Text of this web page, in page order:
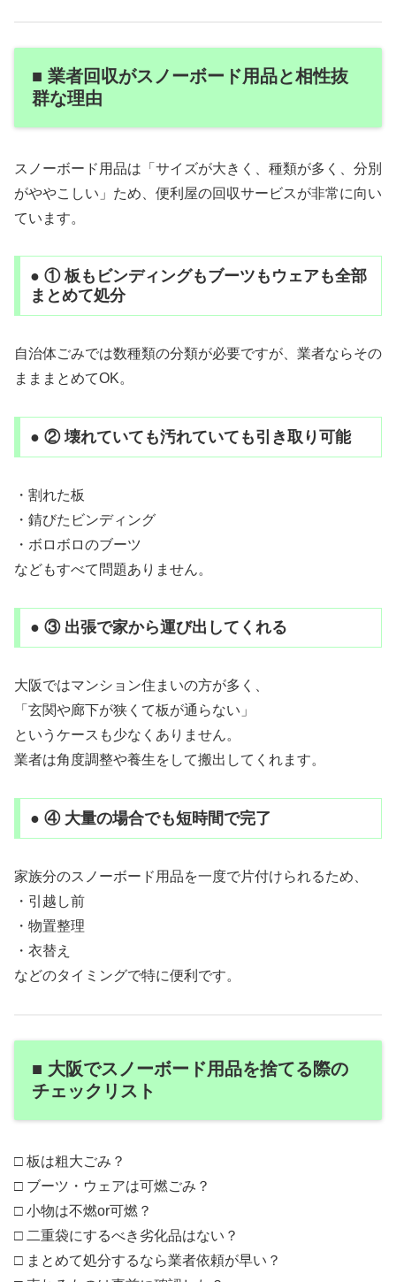
■ 業者回収がスノーボード用品と相性抜
群な理由
スノーボード用品は「サイズが大きく、種類が多く、分別
がややこしい」ため、便利屋の回収サービスが非常に向い
ています。
● ① 板もビンディングもブーツもウェアも全部
まとめて処分
自治体ごみでは数種類の分類が必要ですが、業者ならその
まままとめてOK。
● ② 壊れていても汚れていても引き取り可能
・割れた板
・錆びたビンディング
・ボロボロのブーツ
などもすべて問題ありません。
● ③ 出張で家から運び出してくれる
大阪ではマンション住まいの方が多く、
「玄関や廊下が狭くて板が通らない」
というケースも少なくありません。
業者は角度調整や養生をして搬出してくれます。
● ④ 大量の場合でも短時間で完了
家族分のスノーボード用品を一度で片付けられるため、
・引越し前
・物置整理
・衣替え
などのタイミングで特に便利です。
■ 大阪でスノーボード用品を捨てる際の
チェックリスト
□ 板は粗大ごみ？
□ ブーツ・ウェアは可燃ごみ？
□ 小物は不燃or可燃？
□ 二重袋にするべき劣化品はない？
□ まとめて処分するなら業者依頼が早い？